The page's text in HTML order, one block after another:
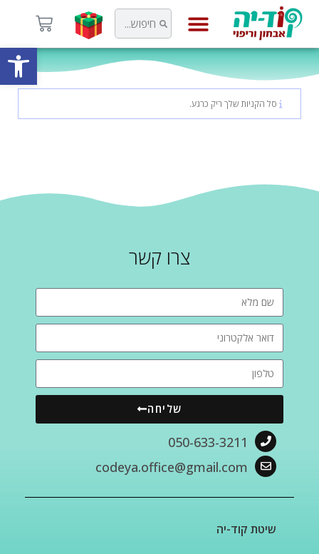
סל הקניות שלך ריק כרגע.
צרו קשר
שליחה
050-633-3211
codeya.office@gmail.com
שיטת קוד-יה